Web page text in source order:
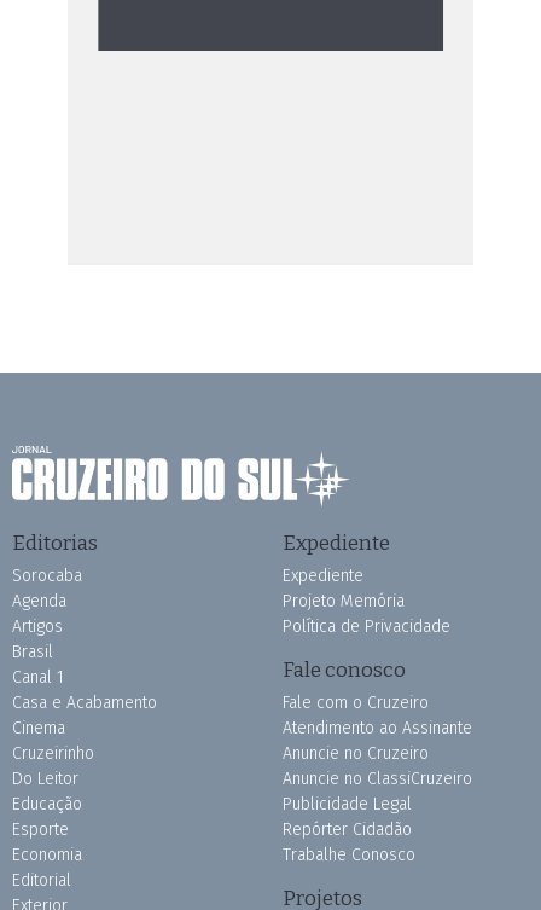
Editorias
Sorocaba
Agenda
Artigos
Brasil
Canal 1
Casa e Acabamento
Cinema
Cruzeirinho
Do Leitor
Educação
Esporte
Economia
Editorial
Exterior
Expediente
Expediente
Projeto Memória
Política de Privacidade
Fale conosco
Fale com o Cruzeiro
Atendimento ao Assinante
Anuncie no Cruzeiro
Anuncie no ClassiCruzeiro
Publicidade Legal
Repórter Cidadão
Trabalhe Conosco
Projetos